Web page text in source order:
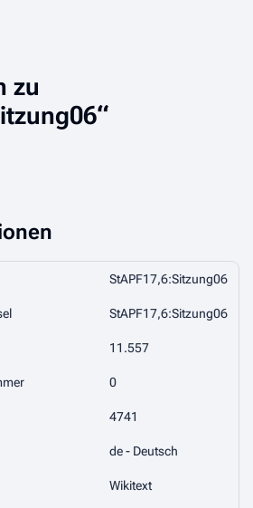
zu
StAPF17,6:Sitzung06
StAPF17,6:Sitzung06
11.557
0
4741
de - Deutsch
Wikitext